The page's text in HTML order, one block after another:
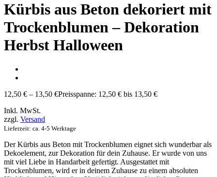
Kürbis aus Beton dekoriert mit
Trockenblumen – Dekoration
Herbst Halloween
12,50 € – 13,50 €Preisspanne: 12,50 € bis 13,50 €
Inkl. MwSt.
zzgl. Versand
Lieferzeit: ca. 4-5 Werktage
Der Kürbis aus Beton mit Trockenblumen eignet sich wunderbar als
Dekoelement, zur Dekoration für dein Zuhause. Er wurde von uns
mit viel Liebe in Handarbeit gefertigt. Ausgestattet mit
Trockenblumen, wird er in deinem Zuhause zu einem absoluten